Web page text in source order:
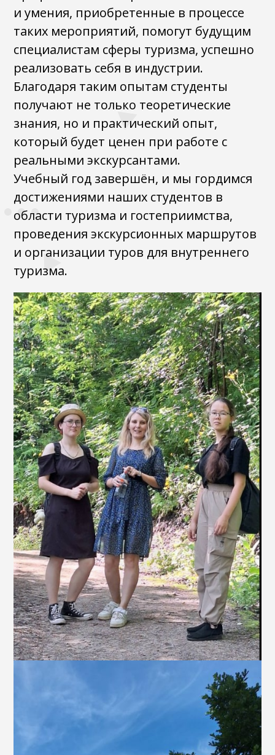
и умения, приобретенные в процессе
таких мероприятий, помогут будущим
специалистам сферы туризма, успешно
реализовать себя в индустрии.
Благодаря таким опытам студенты
получают не только теоретические
знания, но и практический опыт,
который будет ценен при работе с
реальными экскурсантами.
Учебный год завершён, и мы гордимся
достижениями наших студентов в
области туризма и гостеприимства,
проведения экскурсионных маршрутов
и организации туров для внутреннего
туризма.